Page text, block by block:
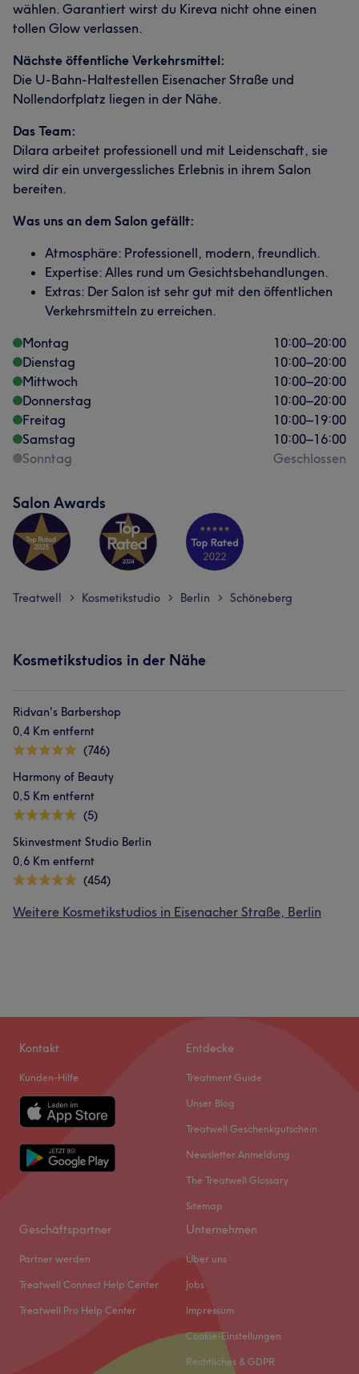
wählen. Garantiert wirst du Kireva nicht ohne einen
tollen Glow verlassen.
Nächste öffentliche Verkehrsmittel:
Die U-Bahn-Haltestellen Eisenacher Straße und
Nollendorfplatz liegen in der Nähe.
Das Team:
Dilara arbeitet professionell und mit Leidenschaft, sie
wird dir ein unvergessliches Erlebnis in ihrem Salon
bereiten.
Was uns an dem Salon gefällt:
Atmosphäre: Professionell, modern, freundlich.
Expertise: Alles rund um Gesichtsbehandlungen.
Extras: Der Salon ist sehr gut mit den öffentlichen
Verkehrsmitteln zu erreichen.
Montag
10:00–20:00
Dienstag
10:00–20:00
Mittwoch
10:00–20:00
Donnerstag
10:00–20:00
Freitag
10:00–19:00
Samstag
10:00–16:00
Sonntag
Geschlossen
Salon Awards
Treatwell > Kosmetikstudio > Berlin > Schöneberg
Kosmetikstudios in der Nähe
Ridvan's Barbershop
0,4 Km entfernt
(746)
Harmony of Beauty
0,5 Km entfernt
(5)
Skinvestment Studio Berlin
0,6 Km entfernt
(454)
Weitere Kosmetikstudios in Eisenacher Straße, Berlin
Kontakt
Kunden-Hilfe
Entdecke
Treatment Guide
Unser Blog
Treatwell Geschenkgutschein
Newsletter Anmeldung
The Treatwell Glossary
Sitemap
Geschäftspartner
Partner werden
Treatwell Connect Help Center
Treatwell Pro Help Center
Unternehmen
Über uns
Jobs
Impressum
Cookie-Einstellungen
Rechtliches & GDPR